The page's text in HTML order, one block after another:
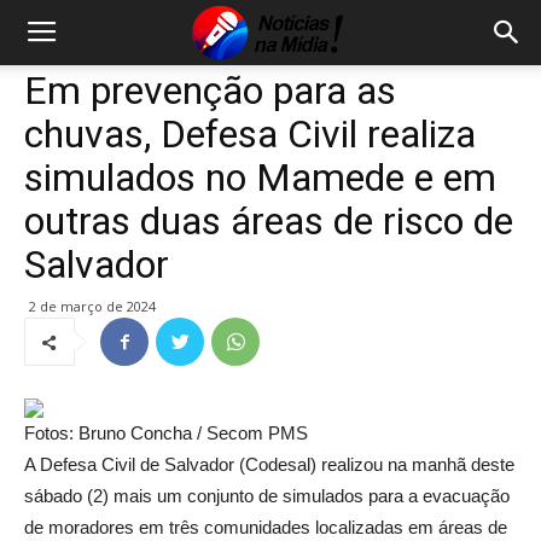
Em prevenção para as
chuvas, Defesa Civil realiza
simulados no Mamede e em
outras duas áreas de risco de
Salvador
2 de março de 2024
Fotos: Bruno Concha / Secom PMS
A Defesa Civil de Salvador (Codesal) realizou na manhã deste
sábado (2) mais um conjunto de simulados para a evacuação
de moradores em três comunidades localizadas em áreas de